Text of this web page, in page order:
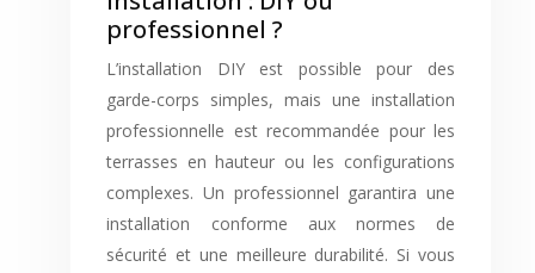
professionnel ?
L’installation DIY est possible pour des
garde-corps simples, mais une installation
professionnelle est recommandée pour les
terrasses en hauteur ou les configurations
complexes. Un professionnel garantira une
installation conforme aux normes de
sécurité et une meilleure durabilité. Si vous